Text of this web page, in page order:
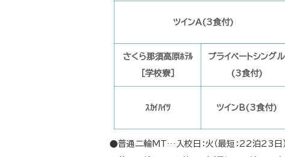
ツインA(3食付)
さくら那須高原ﾎﾃﾙ
［学校寮］
プライベートシングル
(3食付)
ｽｶｲﾊｲﾂ ツインB(3食付)
●普通二輪MT…入校日：火（最短：22泊23日）